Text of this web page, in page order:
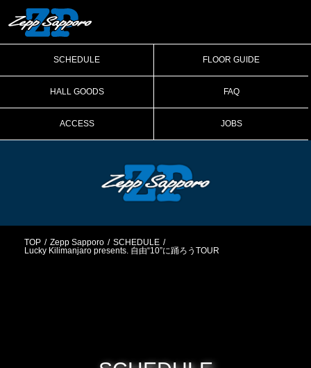
SCHEDULE FLOOR GUIDE
HALL GOODS FAQ
ACCESS JOBS
TOP Zepp Sapporo
SCHEDULE
Lucky Kilimanjaro presents. 自由“10”に踊ろうTOUR